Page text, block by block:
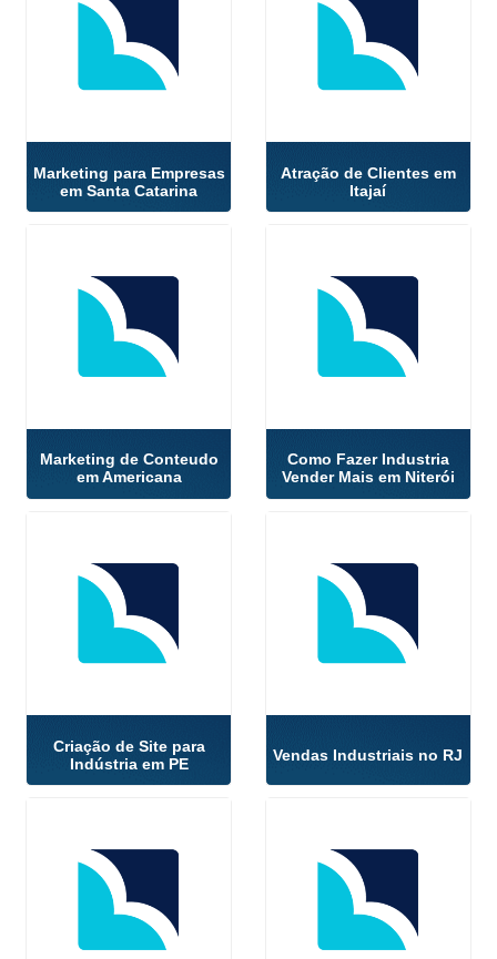
Marketing para Empresas
em Santa Catarina
Atração de Clientes em
Itajaí
Marketing de Conteudo
em Americana
Como Fazer Industria
Vender Mais em Niterói
Criação de Site para
Indústria em PE
Vendas Industriais no RJ